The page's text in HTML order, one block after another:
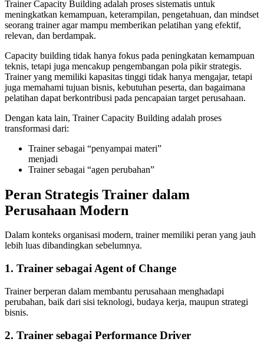
Trainer Capacity Building adalah proses sistematis untuk
meningkatkan kemampuan, keterampilan, pengetahuan, dan mindset
seorang trainer agar mampu memberikan pelatihan yang efektif,
relevan, dan berdampak.
Capacity building tidak hanya fokus pada peningkatan kemampuan
teknis, tetapi juga mencakup pengembangan pola pikir strategis.
Trainer yang memiliki kapasitas tinggi tidak hanya mengajar, tetapi
juga memahami tujuan bisnis, kebutuhan peserta, dan bagaimana
pelatihan dapat berkontribusi pada pencapaian target perusahaan.
Dengan kata lain, Trainer Capacity Building adalah proses
transformasi dari:
Trainer sebagai “penyampai materi”
menjadi
Trainer sebagai “agen perubahan”
Peran Strategis Trainer dalam
Perusahaan Modern
Dalam konteks organisasi modern, trainer memiliki peran yang jauh
lebih luas dibandingkan sebelumnya.
1. Trainer sebagai Agent of Change
Trainer berperan dalam membantu perusahaan menghadapi
perubahan, baik dari sisi teknologi, budaya kerja, maupun strategi
bisnis.
2. Trainer sebagai Performance Driver